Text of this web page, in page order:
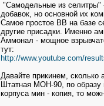
"Самодельные из селитры"
добавок, но основной их
Самое простое ВВ на базе
другие присадки. Именно
Аммонал - мощное
тут:
http://www.youtube.com/
Давайте прикинем, сколько
Штатная МОН-90, по образу
корпуса мин - копия, то